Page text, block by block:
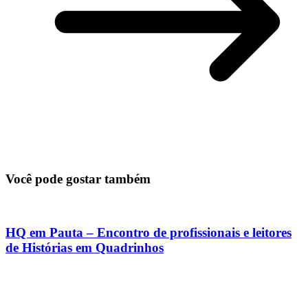
Você pode gostar também
HQ em Pauta – Encontro de profissionais e leitores
de Histórias em Quadrinhos